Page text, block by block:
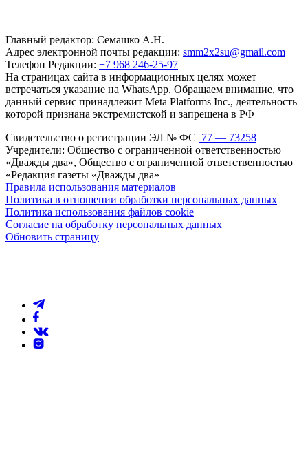
Главный редактор: Семашко А.Н.
Адрес электронной почты редакции: smm2x2su@gmail.com
Телефон Редакции: +7 968 246-25-97
На страницах сайта в информационных целях может
встречаться указание на WhatsApp. Обращаем внимание, что
данный сервис принадлежит Meta Platforms Inc., деятельность
которой признана экстремистской и запрещена в РФ
Свидетельство о регистрации ЭЛ № ФС 77 — 73258
Учредители: Общество с ограниченной ответственностью
«Дважды два», Общество с ограниченной ответственностью
«Редакция газеты «Дважды два»
Правила использования материалов
Политика в отношении обработки персональных данных
Политика использования файлов cookie
Согласие на обработку персональных данных
Обновить страницу